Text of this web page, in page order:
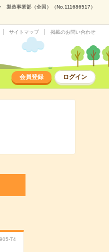
製造事業部（全国）（No.111686517）
サイトマップ 掲載のお問い合わせ
会員登録 ログイン
T4